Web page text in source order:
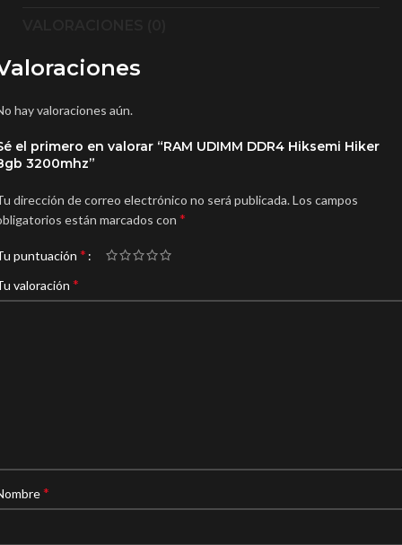
hay valoraciones aún.
el primero en valorar “RAM UDIMM DDR4 Hiksemi Hiker
3200mhz”
dirección de correo electrónico no será publicada.Los campos
están marcados con *
puntuación *
valoración *
*